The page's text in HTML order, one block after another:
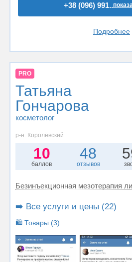
+38 (096) 991..
Подробнее
PRO
Татьяна
Гончарова
косметолог
р-н. Королёвский
10
баллов
48
отзывов
Безинъекционная мезотерапия
➡️ Все услуги и цены (22)
🛍️ Товары (3)